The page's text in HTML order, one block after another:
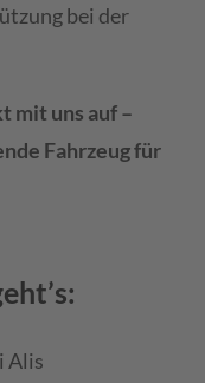
bei der
mit uns auf –
Fahrzeug für
Alis